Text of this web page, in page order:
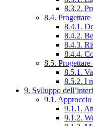
8.3.2.
8.4.
8.4.1.
8.4.2.
8.4.3.
8.4.4.
8.5.
8.5.1.
8.5.2. I
9. Sviluppo
9.1.
9.1.1.
9.1.2.